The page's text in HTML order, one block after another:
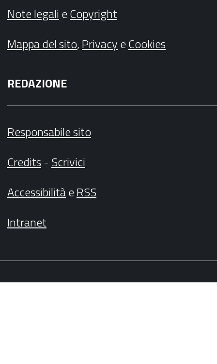
Note legalieCopyright
Mappa del sito,PrivacyeCookies
REDAZIONE
Responsabile sito
Credits- Scrivici
AccessibilitàeRSS
Intranet